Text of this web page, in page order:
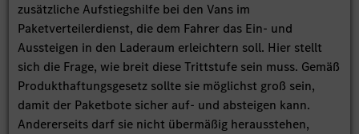
zusätzliche Aufstiegshilfe bei den Vans im
Paketverteilerdienst, die dem Fahrer das Ein- und
Aussteigen in den Laderaum erleichtern soll. Hier stellt
sich die Frage, wie breit diese Trittstufe sein muss. Gemäß
Produkthaftungsgesetz sollte sie möglichst groß sein,
damit der Paketbote sicher auf- und absteigen kann.
Andererseits darf sie nicht übermäßig herausstehen,